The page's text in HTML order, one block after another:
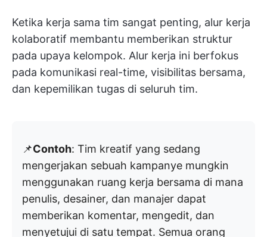
Ketika kerja sama tim sangat penting, alur kerja
kolaboratif membantu memberikan struktur
pada upaya kelompok. Alur kerja ini berfokus
pada komunikasi real-time, visibilitas bersama,
dan kepemilikan tugas di seluruh tim.
📌Contoh: Tim kreatif yang sedang
mengerjakan sebuah kampanye mungkin
menggunakan ruang kerja bersama di mana
penulis, desainer, dan manajer dapat
memberikan komentar, mengedit, dan
menyetujui di satu tempat. Semua orang